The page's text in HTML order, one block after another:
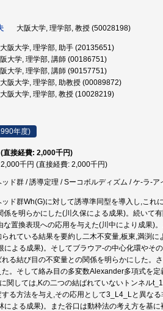
大阪大学, 理学部, 教授 (50028198)
大阪大学, 理学部, 助手 (20135651)
大学, 理学部, 講師 (00186751)
大学, 理学部, 講師 (90157751)
大阪大学, 理学部, 助教授 (00089872)
大阪大学, 理学部, 教授 (10028219)
年度)
直接経費: 2,000千円)
千円 (直接経費: 2,000千円)
ド群 / 誘導定理 / Sーコボルディズム / ケ-ラ-
ド群Wh(G)に対して誘導準同型を導入し,これ
係を明らかにした(川久保による成果)。続いて
な置換表現への応用を与えた(川中により成果)
れている結果を要約し二木不変量,板東,満渕
による成果)。そしてブラウア-の中心化環やそ
る結び目の不変量との関係を明らかにした。
。そして絡み目の多変数Alexander多項式を
関しては,Kの二つの結ばれていないトンネル
する方法を与え,その応用として3_L4_Lと異な
による成果)。また谷口は動枠法の考え方を基